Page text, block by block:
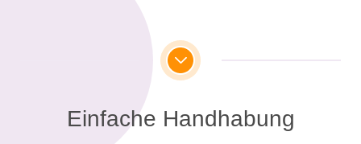
Einfache Handhabung